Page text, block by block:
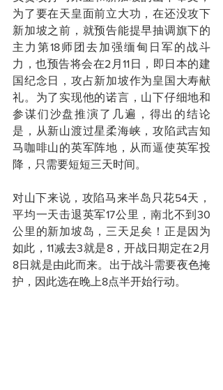
为了要在天皇面前立大功，在还没攻下
新加坡之前，就预告能提早抽调旗下的
主力第18师团去加强缅甸日军的战斗
力，也预告将会在2月11日，即日本的建
国纪念日，攻占新加坡作为皇国大寿献
礼。为了实现他的诺言，山下仔细地和
参谋们沙盘推演了几遍，得出的结论
是，从新山渡过星柔海峡，攻陷武吉知
马咖啡山的英军阵地，从而逼使英军投
降，只需要短短三天时间。
对山下来说，攻陷马来半岛只花54天，
平均一天击退英军17公里，南北不到30
公里的新加坡岛，三天足矣！正是因为
如此，11减去3就是8，开战日期定在2月
8日就是由此而来。出于战斗需要夜色掩
护，因此选在晚上8点半开始行动。